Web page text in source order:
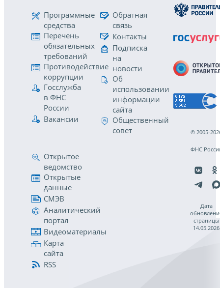
Программные
средства
Перечень
обязательных
требований
Противодействие
коррупции
Госслужба
в ФНС
России
Вакансии
Обратная
связь
Контакты
Подписка
на
новости
Об
использовании
информации
сайта
Общественный
совет
Открытое
ведомство
Открытые
данные
СМЭВ
Аналитический
портал
Видеоматериалы
Карта
сайта
RSS
© 2005-
ФНС
Дата
страницы
14.05.2026